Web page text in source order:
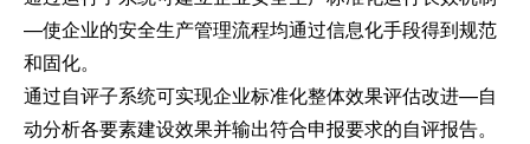
—使企业的安全生产管理流程均通过信息化手段得到规范
和固化。
通过自评子系统可实现企业标准化整体效果评估改进—自
动分析各要素建设效果并输出符合申报要求的自评报告。